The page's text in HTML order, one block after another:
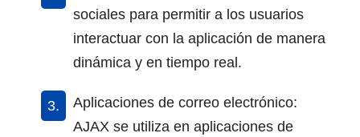
sociales para permitir a los usuarios
interactuar con la aplicación de manera
dinámica y en tiempo real.
Aplicaciones de correo electrónico:
AJAX se utiliza en aplicaciones de